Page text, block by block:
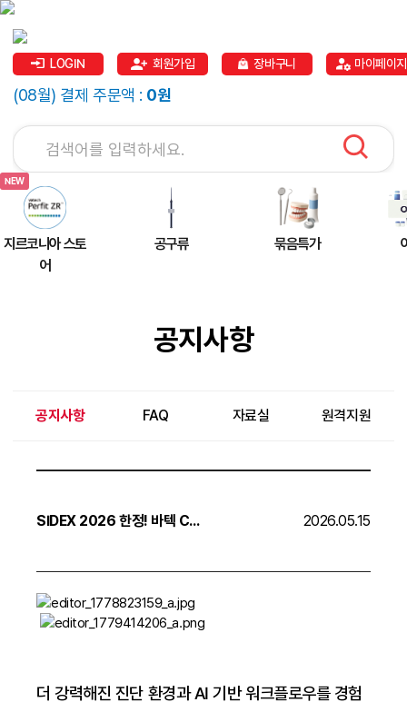
LOGIN 회원가입 장바구니 마이페이지
(08월) 결제 주문액 : 0원
지르코니아 스토
어
공구류 묶음특가
공지사항 FAQ 자료실 원격지원
공지사항
SIDEX 2026 한정! 바텍 CT Value Up 프로모션 2026.05.15
더 강력해진 진단 환경과 AI 기반 워크플로우를 경험